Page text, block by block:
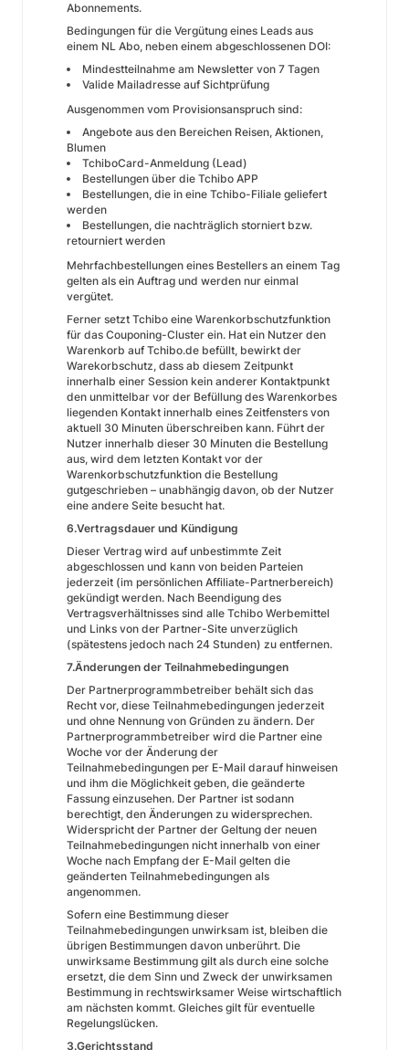
Abonnements.
Bedingungen für die Vergütung eines Leads aus
einem NL Abo, neben einem abgeschlossenen DOI:
Mindestteilnahme am Newsletter von 7 Tagen
Valide Mailadresse auf Sichtprüfung
Ausgenommen vom Provisionsanspruch sind:
Angebote aus den Bereichen Reisen, Aktionen,
Blumen
TchiboCard-Anmeldung (Lead)
Bestellungen über die Tchibo APP
Bestellungen, die in eine Tchibo-Filiale geliefert
werden
Bestellungen, die nachträglich storniert bzw.
retourniert werden
Mehrfachbestellungen eines Bestellers an einem Tag
gelten als ein Auftrag und werden nur einmal
vergütet.
Ferner setzt Tchibo eine Warenkorbschutzfunktion
für das Couponing-Cluster ein. Hat ein Nutzer den
Warenkorb auf Tchibo.de befüllt, bewirkt der
Warekorbschutz, dass ab diesem Zeitpunkt
innerhalb einer Session kein anderer Kontaktpunkt
den unmittelbar vor der Befüllung des Warenkorbes
liegenden Kontakt innerhalb eines Zeitfensters von
aktuell 30 Minuten überschreiben kann. Führt der
Nutzer innerhalb dieser 30 Minuten die Bestellung
aus, wird dem letzten Kontakt vor der
Warenkorbschutzfunktion die Bestellung
gutgeschrieben – unabhängig davon, ob der Nutzer
eine andere Seite besucht hat.
6.Vertragsdauer und Kündigung
Dieser Vertrag wird auf unbestimmte Zeit
abgeschlossen und kann von beiden Parteien
jederzeit (im persönlichen Affiliate-Partnerbereich)
gekündigt werden. Nach Beendigung des
Vertragsverhältnisses sind alle Tchibo Werbemittel
und Links von der Partner-Site unverzüglich
(spätestens jedoch nach 24 Stunden) zu entfernen.
7.Änderungen der Teilnahmebedingungen
Der Partnerprogrammbetreiber behält sich das
Recht vor, diese Teilnahmebedingungen jederzeit
und ohne Nennung von Gründen zu ändern. Der
Partnerprogrammbetreiber wird die Partner eine
Woche vor der Änderung der
Teilnahmebedingungen per E-Mail darauf hinweisen
und ihm die Möglichkeit geben, die geänderte
Fassung einzusehen. Der Partner ist sodann
berechtigt, den Änderungen zu widersprechen.
Widerspricht der Partner der Geltung der neuen
Teilnahmebedingungen nicht innerhalb von einer
Woche nach Empfang der E-Mail gelten die
geänderten Teilnahmebedingungen als
angenommen.
Sofern eine Bestimmung dieser
Teilnahmebedingungen unwirksam ist, bleiben die
übrigen Bestimmungen davon unberührt. Die
unwirksame Bestimmung gilt als durch eine solche
ersetzt, die dem Sinn und Zweck der unwirksamen
Bestimmung in rechtswirksamer Weise wirtschaftlich
am nächsten kommt. Gleiches gilt für eventuelle
Regelungslücken.
3.Gerichtsstand